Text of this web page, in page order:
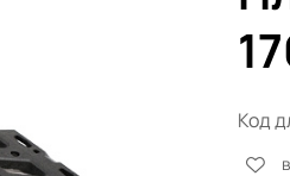
Код